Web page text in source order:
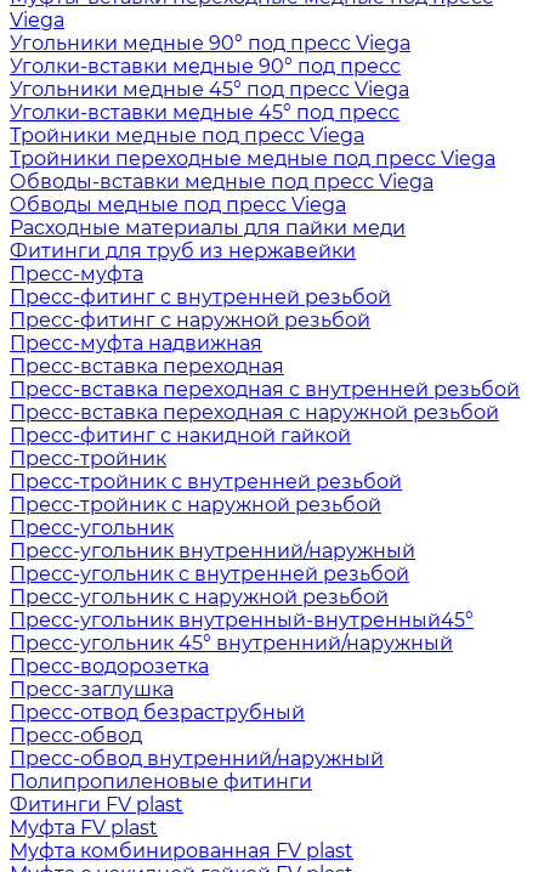
Viega
Угольники медные 90° под пресс Viega
Уголки-вставки медные 90° под пресс
Угольники медные 45° под пресс Viega
Уголки-вставки медные 45° под пресс
Тройники медные под пресс Viega
Тройники переходные медные под пресс Viega
Обводы-вставки медные под пресс Viega
Обводы медные под пресс Viega
Расходные материалы для пайки меди
Фитинги для труб из нержавейки
Пресс-муфта
Пресс-фитинг с внутренней резьбой
Пресс-фитинг с наружной резьбой
Пресс-муфта надвижная
Пресс-вставка переходная
Пресс-вставка переходная с внутренней резьбой
Пресс-вставка переходная с наружной резьбой
Пресс-фитинг с накидной гайкой
Пресс-тройник
Пресс-тройник с внутренней резьбой
Пресс-тройник с наружной резьбой
Пресс-угольник
Пресс-угольник внутренний/наружный
Пресс-угольник с внутренней резьбой
Пресс-угольник с наружной резьбой
Пресс-угольник внутренный-внутренный45°
Пресс-угольник 45° внутренний/наружный
Пресс-водорозетка
Пресс-заглушка
Пресс-отвод безраструбный
Пресс-обвод
Пресс-обвод внутренний/наружный
Полипропиленовые фитинги
Фитинги FV plast
Муфта FV plast
Муфта комбинированная FV plast